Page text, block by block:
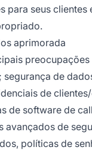
para seus clientes
aprimorada
preocupações
de
de
de software de
avançados de
políticas de